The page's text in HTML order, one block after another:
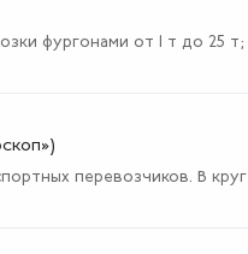
фургонами от 1 т до 25 т;
перевозчиков. В круг